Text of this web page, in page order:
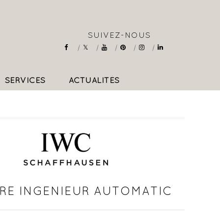
SUIVEZ-NOUS
SERVICES ACTUALITÉS
INGENIEUR AUTOMATIC